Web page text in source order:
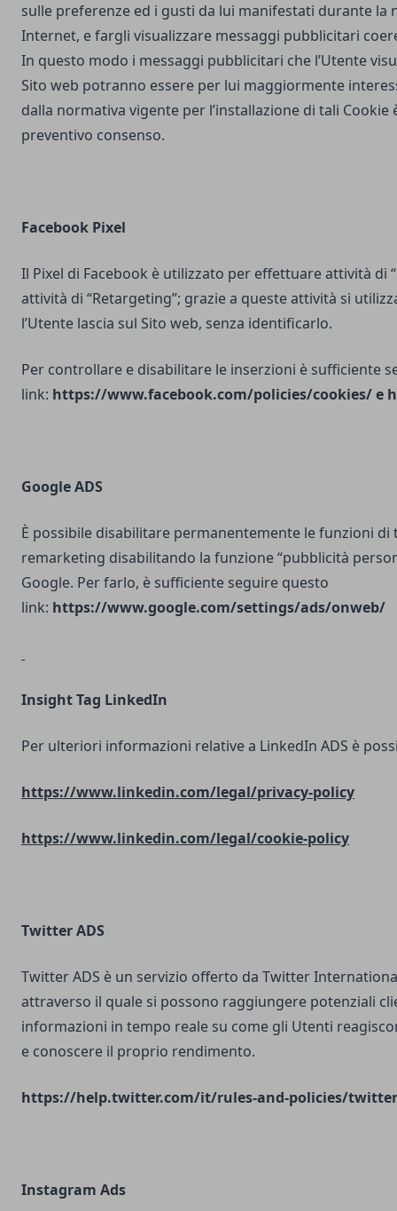
sulle preferenze ed i gusti da lui manifestati durante la
Internet, e fargli visualizzare messaggi pubblicitari
In questo modo i messaggi pubblicitari che l’Utente
Sito web potranno essere per lui maggiormente
dalla normativa vigente per l’installazione di tali Cookie
preventivo consenso.
Facebook Pixel
Il Pixel di Facebook è utilizzato per effettuare attività di
attività di “Retargeting”; grazie a queste attività si
l’Utente lascia sul Sito web, senza identificarlo.
Per controllare e disabilitare le inserzioni è sufficiente
link: https://www.facebook.com/policies/cookies/e
Google ADS
È possibile disabilitare permanentemente le funzioni di
remarketing disabilitando la funzione “pubblicità
Google. Per farlo, è sufficiente seguire questo
link: https://www.google.com/settings/ads/onweb/
Insight Tag LinkedIn
Per ulteriori informazioni relative a LinkedIn ADS è
https://www.linkedin.com/legal/privacy-policy
https://www.linkedin.com/legal/cookie-policy
Twitter ADS
Twitter ADS è un servizio offerto da Twitter
attraverso il quale si possono raggiungere potenziali
informazioni in tempo reale su come gli Utenti
e conoscere il proprio rendimento.
https://help.twitter.com/it/rules-and-policies/
Instagram Ads